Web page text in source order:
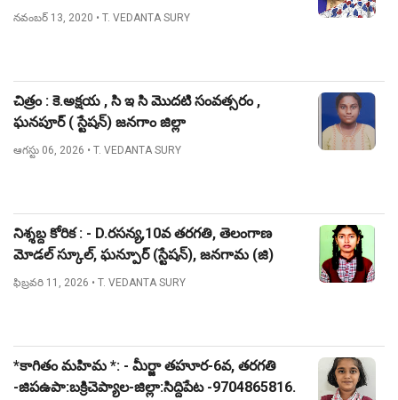
నవంబర్ 13, 2020 • T. VEDANTA SURY
చిత్రం : కె.అక్షయ , సి ఇ సి మొదటి సంవత్సరం ,
ఘనపూర్ ( స్టేషన్) జనగాం జిల్లా
ఆగస్టు 06, 2026 • T. VEDANTA SURY
నిశ్శబ్ద కోరిక : - D.రసన్య,10వ తరగతి, తెలంగాణ
మోడల్ స్కూల్, ఘన్పూర్ (స్టేషన్), జనగామ (జి)
ఫిబ్రవరి 11, 2026 • T. VEDANTA SURY
*కాగితం మహిమ *: - మీర్జా తహూర-6వ, తరగతి
-జిపఉపా:బక్రిచెప్యాల-జిల్లా:సిద్దిపేట -9704865816.